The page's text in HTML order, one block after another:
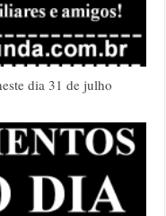
dia 31 de julho